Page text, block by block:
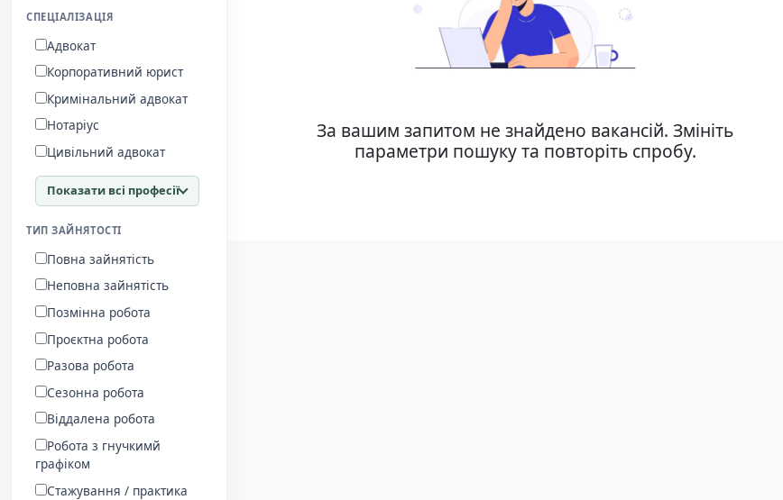
СПЕЦІАЛІЗАЦІЯ
Адвокат
Корпоративний юрист
Кримінальний адвокат
Нотаріус
Цивільний адвокат
Показати всі професії
ТИП ЗАЙНЯТОСТІ
Повна зайнятість
Неповна зайнятість
Позмінна робота
Проєктна робота
Разова робота
Сезонна робота
Віддалена робота
Робота з гнучкимй
графіком
Стажування / практика
За вашим запитом не знайдено вакансій. Змініть
параметри пошуку та повторіть спробу.